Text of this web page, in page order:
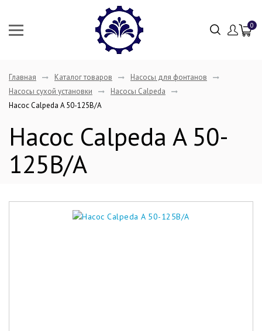
0
Главная Каталог товаров
Насосы для фонтанов
Насосы сухой установки
Насосы Calpeda
Насос Calpeda A 50-125B/A
Насос Calpeda A 50-
125B/A